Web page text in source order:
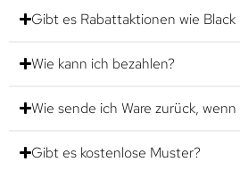
Gibt es Rabattaktionen wie Black
Wie kann ich bezahlen?
Wie sende ich Ware zurück,
Gibt es kostenlose Muster?